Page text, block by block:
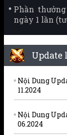
Phần
ngày 1 lần
Update
Nội Dung
11.2024
Nội Dung
06.2024